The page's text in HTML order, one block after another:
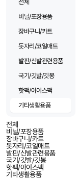
전체
비닐/포장용품
장바구니/카트
돗자리/코일매트
발판/신발관련용품
국기/깃발/깃봉
핫팩/아이스팩
기타생활용품
전체
비닐/포장용품
장바구니/카트
돗자리/코일매트
발판/신발관련용품
국기/깃발/깃봉
핫팩/아이스팩
기타생활용품